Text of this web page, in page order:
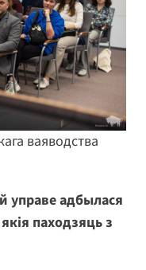
ваяводства
управе адбылася
паходзяць з